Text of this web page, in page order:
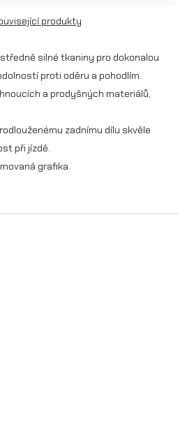
produkty
silné tkaniny pro dokonalou
proti oděru a pohodlím.
a prodyšných materiálů,
zadnímu dílu skvěle
při jízdě.
grafika.